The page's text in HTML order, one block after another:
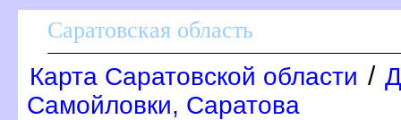
Саратовская область
Карта Саратовской области /
Самойловки, Саратова